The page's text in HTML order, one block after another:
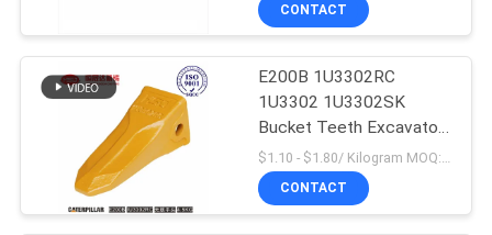
CONTACT
E200B 1U3302RC
1U3302 1U3302SK
Bucket Teeth Excavator
Produksi massal
CONTACT